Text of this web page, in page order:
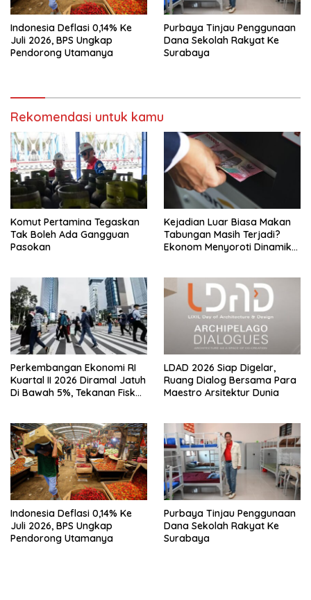
Indonesia Deflasi 0,14% Ke
Juli 2026, BPS Ungkap
Pendorong Utamanya
Purbaya Tinjau Penggunaan
Dana Sekolah Rakyat Ke
Surabaya
Rekomendasi untuk kamu
Komut Pertamina Tegaskan
Tak Boleh Ada Gangguan
Pasokan
Kejadian Luar Biasa Makan
Tabungan Masih Terjadi?
Ekonom Menyoroti Dinamika
Perkembangan Ekonomi RI
Kuartal II 2026 Diramal Jatuh
Di Bawah 5%, Tekanan Fiskal
LDAD 2026 Siap Digelar,
Ruang Dialog Bersama Para
Maestro Arsitektur Dunia
Indonesia Deflasi 0,14% Ke
Juli 2026, BPS Ungkap
Pendorong Utamanya
Purbaya Tinjau Penggunaan
Dana Sekolah Rakyat Ke
Surabaya